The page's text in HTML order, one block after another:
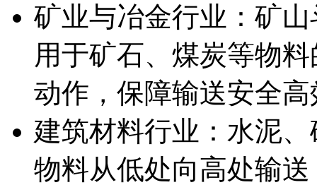
矿业与冶金行业：矿
用于矿石、煤炭等物
动作，保障输送安全高
建筑材料行业：水泥
物料从低处向高处输